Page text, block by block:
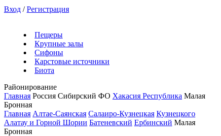
Вход / Регистрация
Пещеры
Крупные залы
Сифоны
Карстовые источники
Биота
Районирование
Главная Россия Сибирский ФО Хакасия Республика Малая
Бронная
Главная Алтае-Саянская Салаиро-Кузнецкая Кузнецкого
Алатау и Горной Шории Батеневский Ербинский Малая
Бронная